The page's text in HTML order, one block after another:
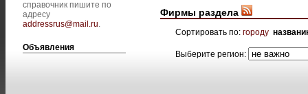
справочник пишите по
адресу
addressrus@mail.ru.
Объявления
Фирмы раздела
Сортировать по: городу
Выберите регион: